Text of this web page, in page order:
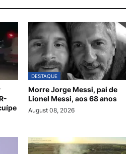
DESTAQUE
Morre Jorge Messi, pai de
Lionel Messi, aos 68 anos
August 08, 2026